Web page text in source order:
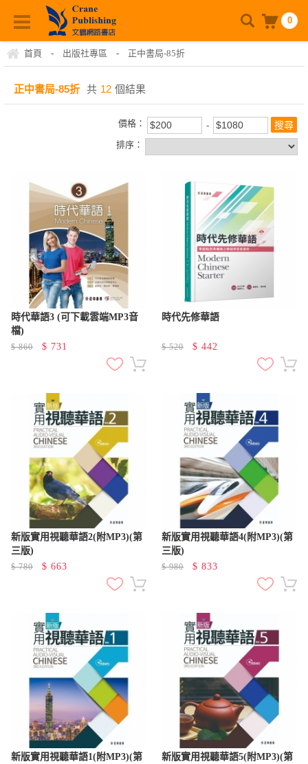
0
首頁 - 出版社專區 - 正中書局-85折
正中書局-85折 共 12 個結果
價格：
排序：
時代華語3 (可下載雲端MP3音
檔)
$860 $ 731
時代先修華語
$520 $ 442
新版實用視聽華語2(附MP3)(第
三版)
$780 $ 663
新版實用視聽華語4(附MP3)(第
三版)
$980 $ 833
新版實用視聽華語1(附MP3)(第
新版實用視聽華語5(附MP3)(第